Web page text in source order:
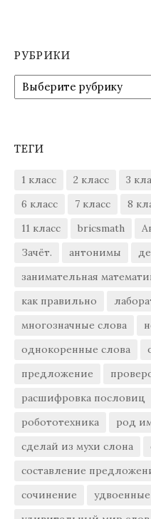
РУБРИКИ
Рубрики
ТЕГИ
1 класс 2 класс 3
6 класс
7 класс 8
11 класс
bricsmath
Зачёт.
антонимы
занимательная
как правильно
многозначные слова
однокоренные слова
предложение
расшифровка пословиц
робототехника
род
сделай из мухи слона
составление
сочинение